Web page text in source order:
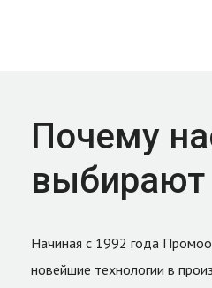
Почему
выбирают
Начиная с 1992 года
новейшие технологии в